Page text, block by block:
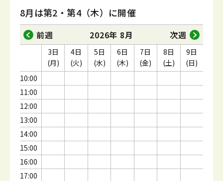
8月は第2・第4（木）に開催
前週 2026年 8月 次週
10:00
11:00
12:00
13:00
14:00
15:00
16:00
17:00
3日
(月)
4日
(火)
5日
(水)
6日
(木)
7日
(金)
8日
(土)
9日
(日)